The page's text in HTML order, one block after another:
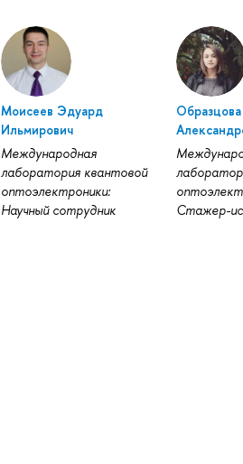
Моисеев Эдуард
Ильмирович
Международная
лаборатория квантовой
оптоэлектроники:
Научный сотрудник
Стажер-